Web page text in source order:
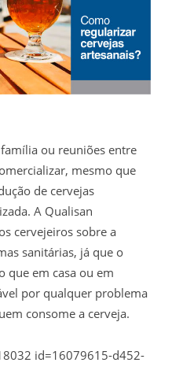
ou reuniões entre
mesmo que
de cervejas
A Qualisan
cervejeiros sobre a
sanitárias, já que o
que em casa ou em
por qualquer problema
consome a cerveja.
id=16079615-d452-